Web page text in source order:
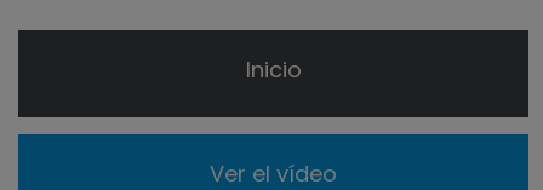
Inicio
Ver el vídeo